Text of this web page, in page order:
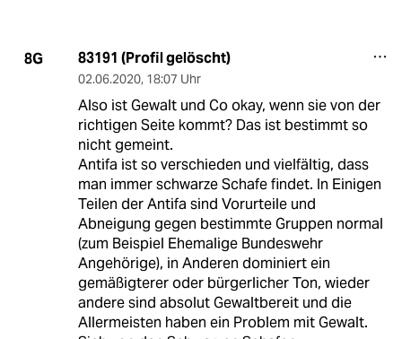
8G 83191 (Profil gelöscht)
02.06.2020, 18:07 Uhr
Also ist Gewalt und Co okay, wenn sie von der
richtigen Seite kommt? Das ist bestimmt so
nicht gemeint.
Antifa ist so verschieden und vielfältig, dass
man immer schwarze Schafe findet. In Einigen
Teilen der Antifa sind Vorurteile und
Abneigung gegen bestimmte Gruppen normal
(zum Beispiel Ehemalige Bundeswehr
Angehörige), in Anderen dominiert ein
gemäßigterer oder bürgerlicher Ton, wieder
andere sind absolut Gewaltbereit und die
Allermeisten haben ein Problem mit Gewalt.